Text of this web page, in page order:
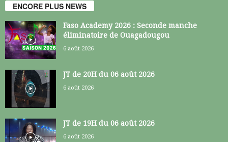
ENCORE PLUS NEWS
Faso Academy 2026 : Seconde manche
éliminatoire de Ouagadougou
6 août 2026
JT de 20H du 06 août 2026
6 août 2026
JT de 19H du 06 août 2026
6 août 2026